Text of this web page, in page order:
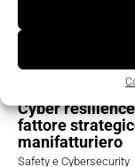
Cyber
fattore
manifatturiero
Safety e Cybersecurity